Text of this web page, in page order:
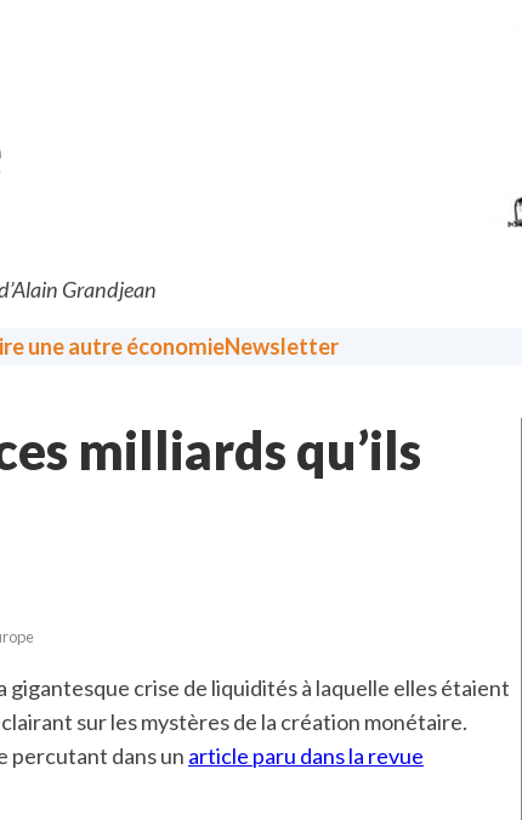
Grandjean
une autre économieNewsletter
milliards qu’ils
gigantesque crise de liquidités à laquelle elles étaient
sur les mystères de la création monétaire.
percutant dans un article paru dans la revue